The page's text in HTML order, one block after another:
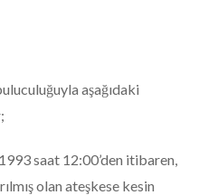
aşağıdaki
saat 12:00’den itibaren,
olan ateşkese kesin